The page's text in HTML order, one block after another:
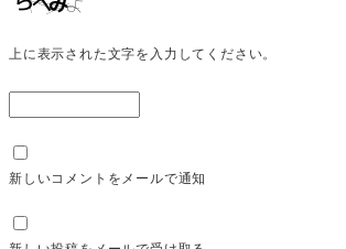
上に表示された文字を入力してください。
新しいコメントをメールで通知